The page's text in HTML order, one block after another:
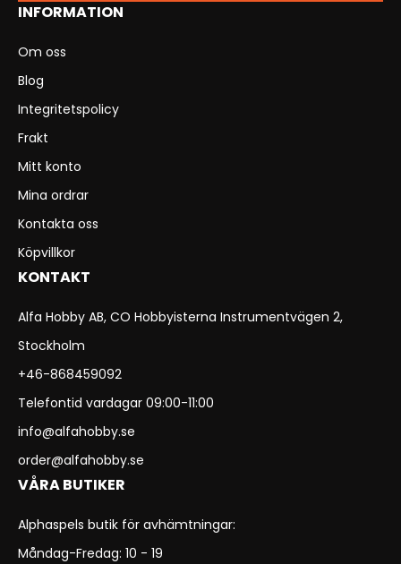
INFORMATION
Om oss
Blog
Integritetspolicy
Frakt
Mitt konto
Mina ordrar
Kontakta oss
Köpvillkor
KONTAKT
Alfa Hobby AB, CO Hobbyisterna Instrumentvägen 2,
Stockholm
+46-868459092
Telefontid vardagar 09:00-11:00
info@alfahobby.se
order@alfahobby.se
VÅRA BUTIKER
Alphaspels butik för avhämtningar:
Måndag-Fredag: 10 - 19